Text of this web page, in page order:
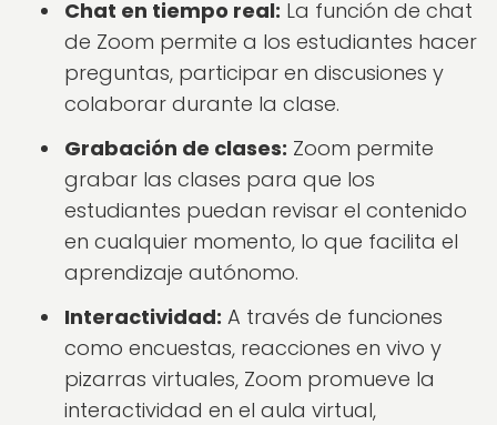
Chat en tiempo real: La función de chat
de Zoom permite a los estudiantes hacer
preguntas, participar en discusiones y
colaborar durante la clase.
Grabación de clases: Zoom permite
grabar las clases para que los
estudiantes puedan revisar el contenido
en cualquier momento, lo que facilita el
aprendizaje autónomo.
Interactividad: A través de funciones
como encuestas, reacciones en vivo y
pizarras virtuales, Zoom promueve la
interactividad en el aula virtual,